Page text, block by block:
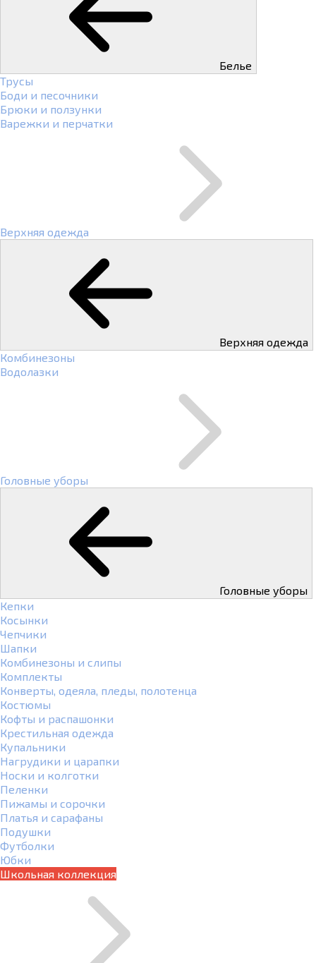
Белье
Трусы
Боди и песочники
Брюки и ползунки
Варежки и перчатки
Верхняя одежда
Верхняя одежда
Комбинезоны
Водолазки
Головные уборы
Головные уборы
Кепки
Косынки
Чепчики
Шапки
Комбинезоны и слипы
Комплекты
Конверты, одеяла, пледы, полотенца
Костюмы
Кофты и распашонки
Крестильная одежда
Купальники
Нагрудики и царапки
Носки и колготки
Пеленки
Пижамы и сорочки
Платья и сарафаны
Подушки
Футболки
Юбки
Школьная коллекция